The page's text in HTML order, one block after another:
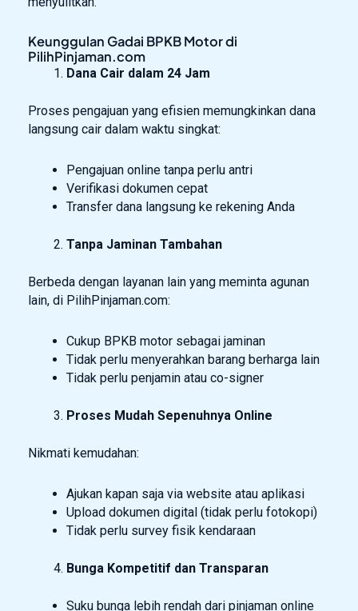
Keunggulan Gadai BPKB Motor di
PilihPinjaman.com
Dana Cair dalam 24 Jam
Proses pengajuan yang efisien memungkinkan dana
langsung cair dalam waktu singkat:
Pengajuan online tanpa perlu antri
Verifikasi dokumen cepat
Transfer dana langsung ke rekening Anda
Tanpa Jaminan Tambahan
Berbeda dengan layanan lain yang meminta agunan
lain, di PilihPinjaman.com:
Cukup BPKB motor sebagai jaminan
Tidak perlu menyerahkan barang berharga lain
Tidak perlu penjamin atau co-signer
Proses Mudah Sepenuhnya Online
Nikmati kemudahan:
Ajukan kapan saja via website atau aplikasi
Upload dokumen digital (tidak perlu fotokopi)
Tidak perlu survey fisik kendaraan
Bunga Kompetitif dan Transparan
Suku bunga lebih rendah dari pinjaman online